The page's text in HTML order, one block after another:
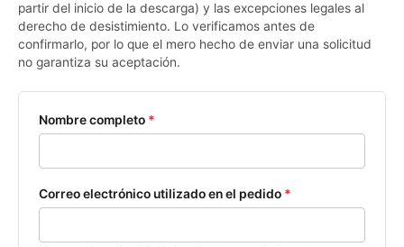
partir del inicio de la descarga) y las excepciones legales al
derecho de desistimiento. Lo verificamos antes de
confirmarlo, por lo que el mero hecho de enviar una solicitud
no garantiza su aceptación.
Nombre completo *
Correo electrónico utilizado en el pedido *